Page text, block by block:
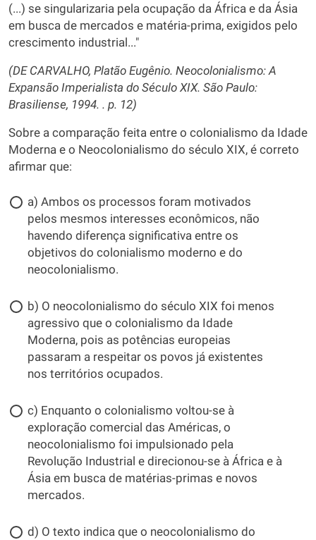
(...) se singularizaria pela ocupação da África e da Ásia
em busca de mercados e matéria-prima, exigidos pelo
crescimento industrial..."
(DE CARVALHO, Platão Eugênio. Neocolonialismo: A
Expansão Imperialista do Século XIX. São Paulo:
Brasiliense, 1994. . p. 12)
Sobre a comparação feita entre o colonialismo da Idade
Moderna e o Neocolonialismo do século XIX, é correto
afirmar que:
a) Ambos os processos foram motivados
pelos mesmos interesses econômicos, não
havendo diferença significativa entre os
objetivos do colonialismo moderno e do
neocolonialismo.
b) O neocolonialismo do século XIX foi menos
agressivo que o colonialismo da Idade
Moderna, pois as potências europeias
passaram a respeitar os povos já existentes
nos territórios ocupados.
c) Enquanto o colonialismo voltou-se à
exploração comercial das Américas, o
neocolonialismo foi impulsionado pela
Revolução Industrial e direcionou-se à África e à
Ásia em busca de matérias-primas e novos
mercados.
d) O texto indica que o neocolonialismo do